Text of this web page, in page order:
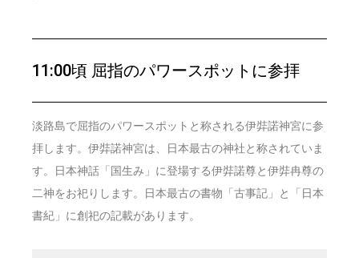
11:00頃 屈指のパワースポットに参拝
淡路島で屈指のパワースポットと称される伊弉諾神宮に参
拝します。伊弉諾神宮は、日本最古の神社と称されていま
す。日本神話「国生み」に登場する伊弉諾尊と伊弉冉尊の
二神をお祀りします。日本最古の書物「古事記」と「日本
書紀」に創祀の記載があります。